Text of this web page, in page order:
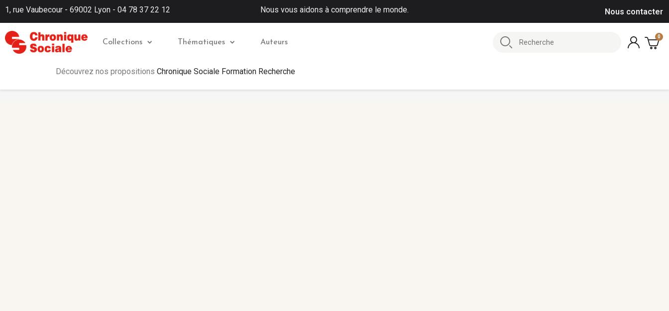
1, rue Vaubecour - 69002 Lyon - 04 78 37 22 12 Nous vous aidons à comprendre le monde. Nous contacter
Collections Thématiques Auteurs
Découvrez nos propositions Chronique Sociale Formation Recherche